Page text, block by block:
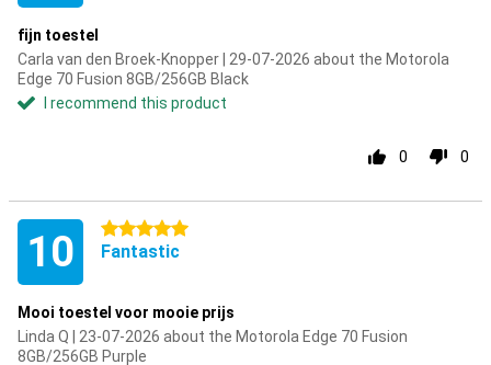
fijn toestel
Carla van den Broek-Knopper | 29-07-2026 about the Motorola
Edge 70 Fusion 8GB/256GB Black
I recommend this product
0 0
10 5 stars
Fantastic
Mooi toestel voor mooie prijs
Linda Q | 23-07-2026 about the Motorola Edge 70 Fusion
8GB/256GB Purple